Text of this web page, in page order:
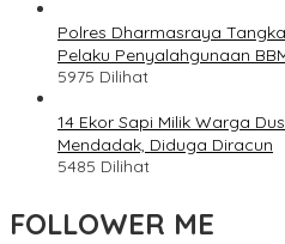
Polres Dharmasraya
Pelaku Penyalahgunaan
5975 Dilihat
14 Ekor Sapi Milik Warga
Mendadak, Diduga Diracun
5485 Dilihat
FOLLOWER ME